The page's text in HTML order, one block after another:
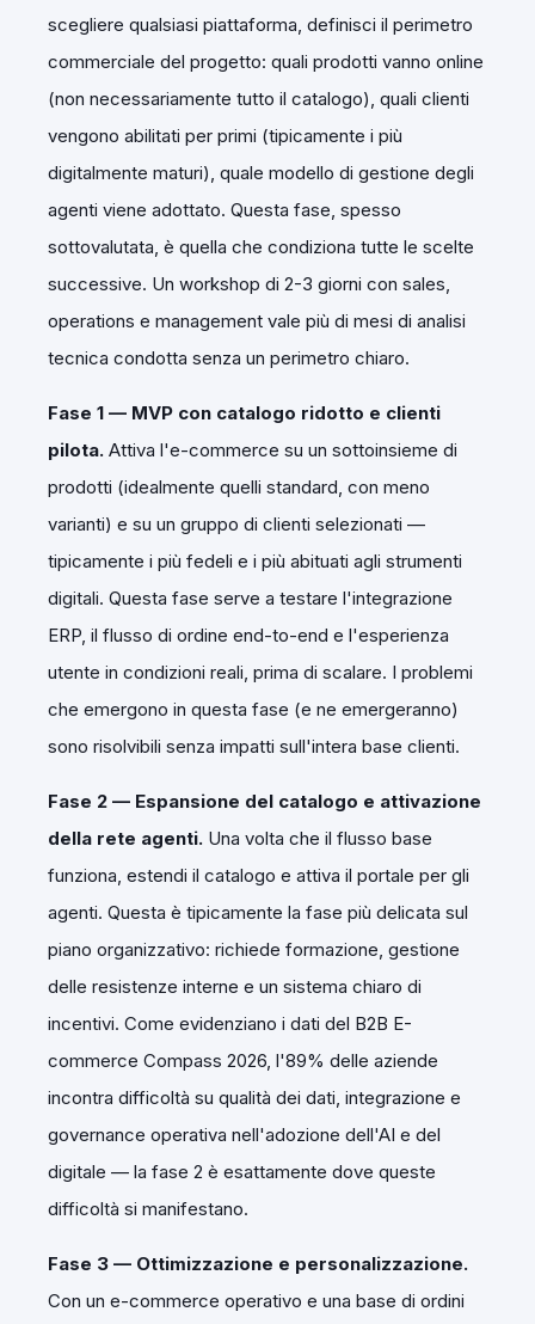
scegliere qualsiasi piattaforma, definisci il perimetro
commerciale del progetto: quali prodotti vanno online
(non necessariamente tutto il catalogo), quali clienti
vengono abilitati per primi (tipicamente i più
digitalmente maturi), quale modello di gestione degli
agenti viene adottato. Questa fase, spesso
sottovalutata, è quella che condiziona tutte le scelte
successive. Un workshop di 2-3 giorni con sales,
operations e management vale più di mesi di analisi
tecnica condotta senza un perimetro chiaro.
Fase 1 — MVP con catalogo ridotto e clienti
pilota. Attiva l'e-commerce su un sottoinsieme di
prodotti (idealmente quelli standard, con meno
varianti) e su un gruppo di clienti selezionati —
tipicamente i più fedeli e i più abituati agli strumenti
digitali. Questa fase serve a testare l'integrazione
ERP, il flusso di ordine end-to-end e l'esperienza
utente in condizioni reali, prima di scalare. I problemi
che emergono in questa fase (e ne emergeranno)
sono risolvibili senza impatti sull'intera base clienti.
Fase 2 — Espansione del catalogo e attivazione
della rete agenti. Una volta che il flusso base
funziona, estendi il catalogo e attiva il portale per gli
agenti. Questa è tipicamente la fase più delicata sul
piano organizzativo: richiede formazione, gestione
delle resistenze interne e un sistema chiaro di
incentivi. Come evidenziano i dati del B2B E-
commerce Compass 2026, l'89% delle aziende
incontra difficoltà su qualità dei dati, integrazione e
governance operativa nell'adozione dell'AI e del
digitale — la fase 2 è esattamente dove queste
difficoltà si manifestano.
Fase 3 — Ottimizzazione e personalizzazione.
Con un e-commerce operativo e una base di ordini